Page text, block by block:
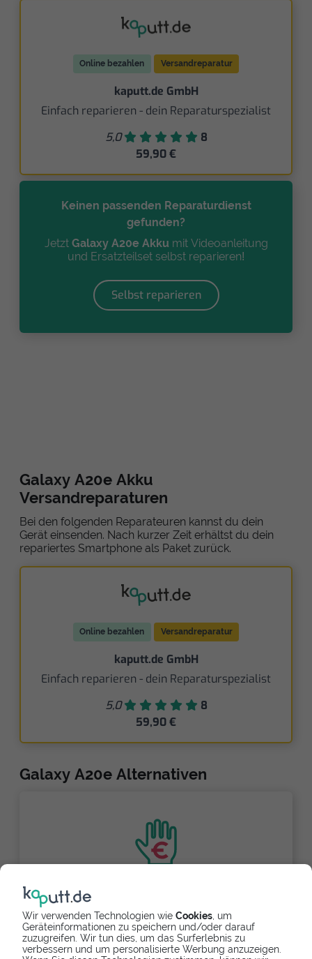
Wir verwenden Technologien wie Cookies , um
Geräteinformationen zu speichern und/oder darauf
zuzugreifen. Wir tun dies, um das Surferlebnis zu
verbessern und um personalisierte Werbung anzuzeigen.
Online bezahlen Versandreparatur
kaputt.de GmbH
Einfach reparieren - dein Reparaturspezialist
5,0
8
59,90 €
Keinen passenden Reparaturdienst
gefunden?
Jetzt Galaxy A20e Akku mit Videoanleitung
und Ersatzteilset selbst reparieren!
Selbst reparieren
Galaxy A20e Akku
Versandreparaturen
Bei den folgenden Reparateuren kannst du dein
Gerät einsenden. Nach kurzer Zeit erhältst du dein
repariertes Smartphone als Paket zurück.
Online bezahlen Versandreparatur
kaputt.de GmbH
Einfach reparieren - dein Reparaturspezialist
5,0
8
59,90 €
Galaxy A20e Alternativen